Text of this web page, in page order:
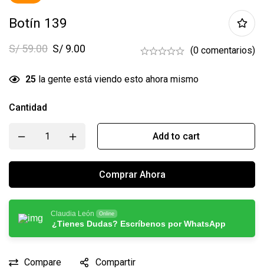
Botín 139
S/59.00 S/ 9.00 (0 comentarios)
25 la gente está viendo esto ahora mismo
Cantidad
Add to cart
Comprar Ahora
Claudia León Online
¿Tienes Dudas? Escríbenos por WhatsApp
Compare Compartir